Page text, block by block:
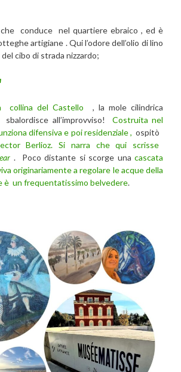
conduce nel quartiere ebraico , ed è
artigiane . Qui l’odore dell’olio di lino
cibo di strada nizzardo;
collina del Castello
, la mole cilindrica
sbalordisce all’improvviso! Costruita nel
difensiva e poi residenziale , ospitò
Berlioz. Si narra che qui scrisse
. Poco distante si scorge unacascata
originariamente a regolare le acque della
è un frequentatissimo belvedere.